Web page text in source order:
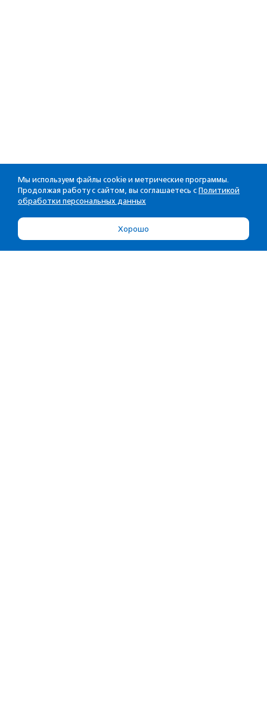
Мы используем файлы cookie и метрические программы.
Продолжая работу с сайтом, вы соглашаетесь с Политикой
обработки персональных данных
Хорошо